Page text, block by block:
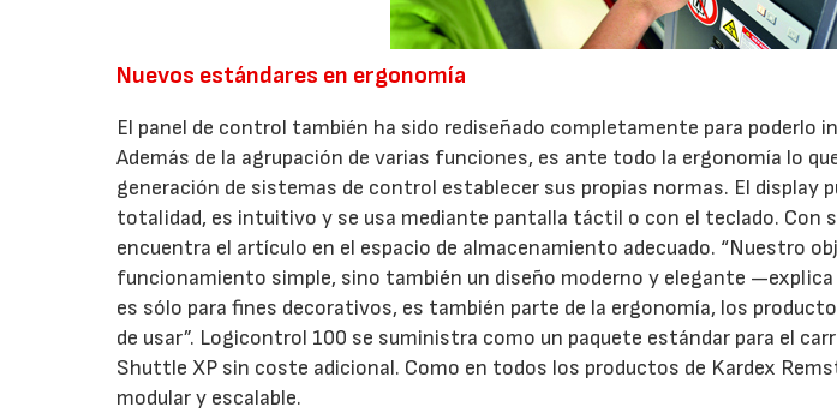
Nuevos estándares en ergonomía
El panel de control también ha sido rediseñado completamente para poderlo
Además de la agrupación de varias funciones, es ante todo la ergonomía lo
generación de sistemas de control establecer sus propias normas. El display
totalidad, es intuitivo y se usa mediante pantalla táctil o con el teclado. Con
encuentra el artículo en el espacio de almacenamiento adecuado. “Nuestro
funcionamiento simple, sino también un diseño moderno y elegante
es sólo para fines decorativos, es también parte de la ergonomía, los
de usar”. Logicontrol 100 se suministra como un paquete estándar para el
Shuttle XP sin coste adicional. Como en todos los productos de Kardex
modular y escalable.